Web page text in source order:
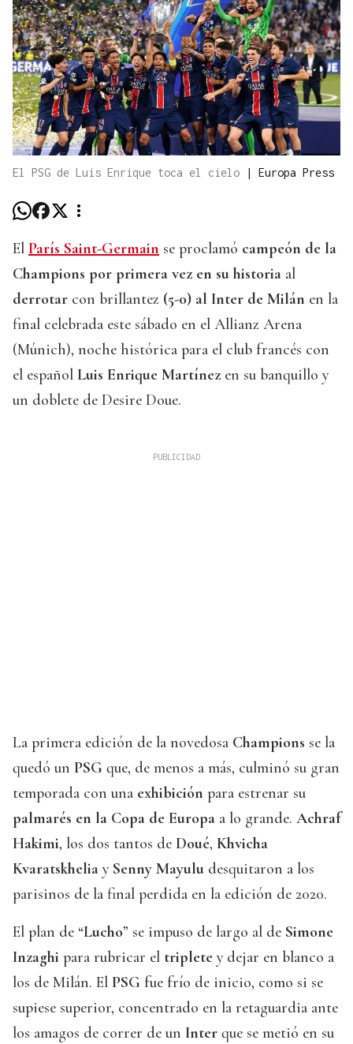
El PSG de Luis Enrique toca el cielo | Europa Press
El París Saint-Germain se proclamó campeón de la
Champions por primera vez en su historia al
derrotar con brillantez (5-0) al Inter de Milán en la
final celebrada este sábado en el Allianz Arena
(Múnich), noche histórica para el club francés con
el español Luis Enrique Martínez en su banquillo y
un doblete de Desire Doue.
La primera edición de la novedosa Champions se la
quedó un PSG que, de menos a más, culminó su gran
temporada con una exhibición para estrenar su
palmarés en la Copa de Europa a lo grande. Achraf
Hakimi, los dos tantos de Doué, Khvicha
Kvaratskhelia y Senny Mayulu desquitaron a los
parisinos de la final perdida en la edición de 2020.
El plan de “Lucho” se impuso de largo al de Simone
Inzaghi para rubricar el triplete y dejar en blanco a
los de Milán. El PSG fue frío de inicio, como si se
supiese superior, concentrado en la retaguardia ante
los amagos de correr de un Inter que se metió en su